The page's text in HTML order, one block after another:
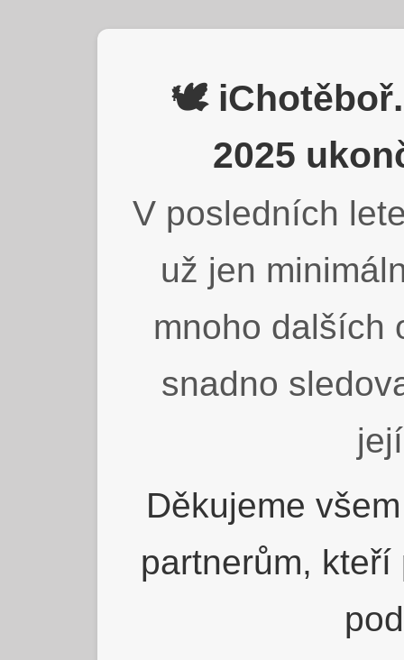
🕊️
2025
V posledních
už jen
mnoho dalších
snadno
Děkujeme
partnerům,